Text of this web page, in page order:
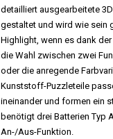
detailliert ausgearbeitete
gestaltet und wird wie sein
Highlight, wenn es dank
die Wahl zwischen zwei
oder die anregende
Kunststoff-Puzzleteile
ineinander und formen ein
benötigt drei Batterien Typ
An-/Aus-Funktion.